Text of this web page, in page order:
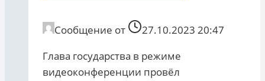
Сообщение от
27.10.2023 20:47
Глава государства в режиме
видеоконференции провёл